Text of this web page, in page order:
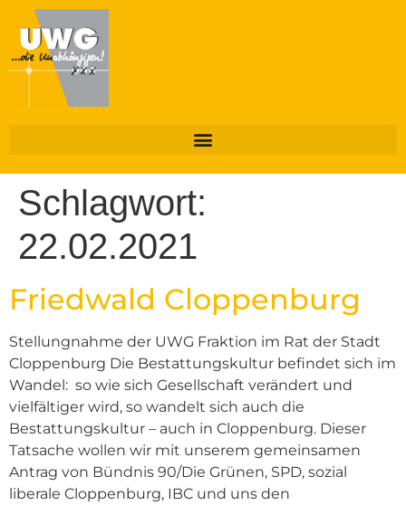
Schlagwort:
22.02.2021
Friedwald Cloppenburg
Stellungnahme der UWG Fraktion im Rat der Stadt
Cloppenburg Die Bestattungskultur befindet sich im
Wandel: so wie sich Gesellschaft verändert und
vielfältiger wird, so wandelt sich auch die
Bestattungskultur – auch in Cloppenburg. Dieser
Tatsache wollen wir mit unserem gemeinsamen
Antrag von Bündnis 90/Die Grünen, SPD, sozial
liberale Cloppenburg, IBC und uns den